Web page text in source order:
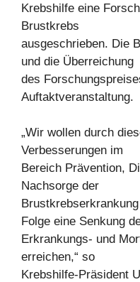
Krebshilfe eine
Brustkrebs
ausgeschrieben. Die
und die Überreichung
des
Auftaktveranstaltung.
„Wir wollen durch
Verbesserungen im
Bereich Prävention,
Nachsorge der
Folge eine Senkung
Erkrankungs- und
erreichen,“ so
Krebshilfe-Präsident